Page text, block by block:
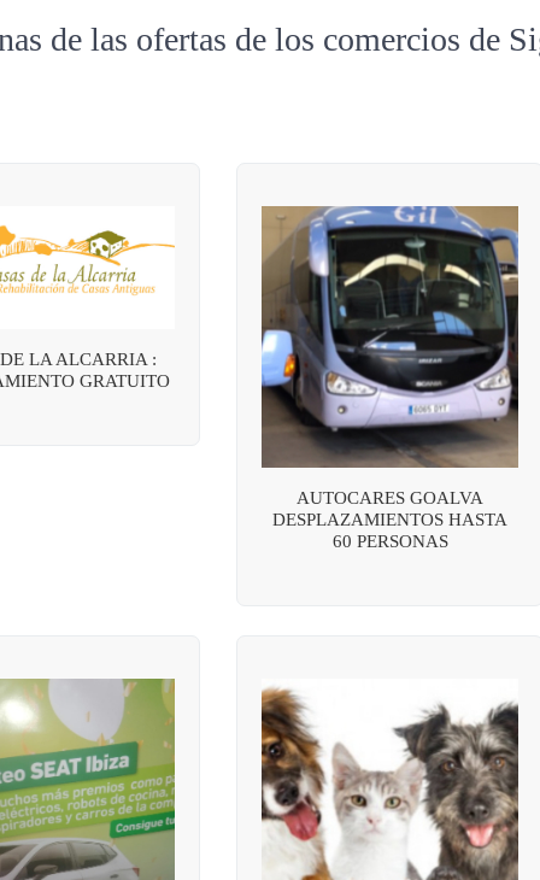
de las ofertas de los comercios de
LA ALCARRIA :
GRATUITO
AUTOCARES GOALVA
DESPLAZAMIENTOS HASTA
60 PERSONAS